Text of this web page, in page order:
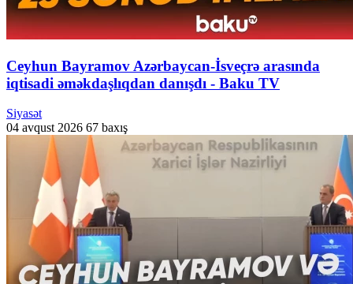
Ceyhun Bayramov Azərbaycan-İsveçrə arasında
iqtisadi əməkdaşlıqdan danışdı - Baku TV
Siyasət
04 avqust 2026 67 baxış